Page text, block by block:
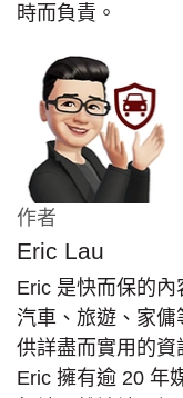
時而負責。
作者
Eric Lau
Eric 是快而保的
汽車、旅遊、家
供詳盡而實用的資
Eric 擁有逾 20 年